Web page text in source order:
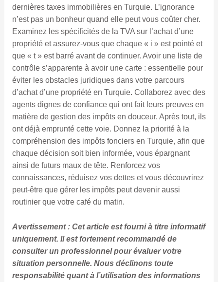
dernières taxes immobilières en Turquie. L’ignorance
n’est pas un bonheur quand elle peut vous coûter cher.
Examinez les spécificités de la TVA sur l’achat d’une
propriété et assurez-vous que chaque « i » est pointé et
que « t » est barré avant de continuer. Avoir une liste de
contrôle s’apparente à avoir une carte : essentielle pour
éviter les obstacles juridiques dans votre parcours
d’achat d’une propriété en Turquie. Collaborez avec des
agents dignes de confiance qui ont fait leurs preuves en
matière de gestion des impôts en douceur. Après tout, ils
ont déjà emprunté cette voie. Donnez la priorité à la
compréhension des impôts fonciers en Turquie, afin que
chaque décision soit bien informée, vous épargnant
ainsi de futurs maux de tête. Renforcez vos
connaissances, réduisez vos dettes et vous découvrirez
peut-être que gérer les impôts peut devenir aussi
routinier que votre café du matin.
Avertissement : Cet article est fourni à titre informatif
uniquement. Il est fortement recommandé de
consulter un professionnel pour évaluer votre
situation personnelle. Nous déclinons toute
responsabilité quant à l’utilisation des informations